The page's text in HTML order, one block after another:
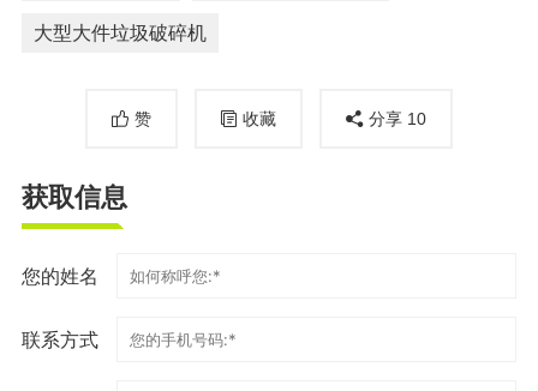
大型大件垃圾破碎机
赞 收藏 分享 10
获取信息
您的姓名
联系方式